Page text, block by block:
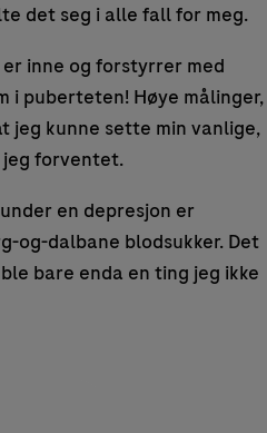
det seg i alle fall for meg.
inne og forstyrrer med
i puberteten! Høye målinger,
jeg kunne sette min vanlige,
forventet.
en depresjon er
og-dalbane blodsukker. Det
bare enda en ting jeg ikke